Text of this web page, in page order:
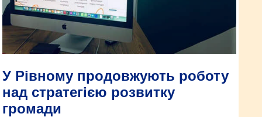
У Рівному продовжують роботу
над стратегією розвитку
громади